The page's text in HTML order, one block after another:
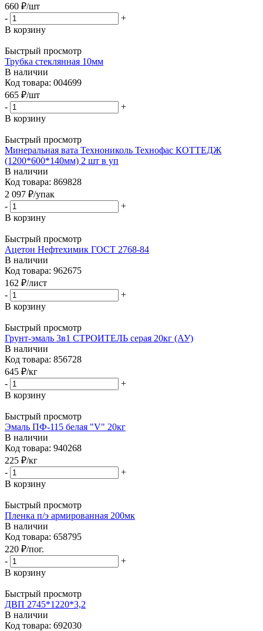
660 ₽/шт
-
+
В корзину
Быстрый просмотр
Трубка стеклянная 10мм
В наличии
Код товара: 004699
665 ₽/шт
-
+
В корзину
Быстрый просмотр
Минеральная вата Технониколь Технофас КОТТЕДЖ
(1200*600*140мм) 2 шт в уп
В наличии
Код товара: 869828
2 097 ₽/упак
-
+
В корзину
Быстрый просмотр
Ацетон Нефтехимик ГОСТ 2768-84
В наличии
Код товара: 962675
162 ₽/лист
-
+
В корзину
Быстрый просмотр
Грунт-эмаль 3в1 СТРОИТЕЛЬ серая 20кг (АУ)
В наличии
Код товара: 856728
645 ₽/кг
-
+
В корзину
Быстрый просмотр
Эмаль ПФ-115 белая "V" 20кг
В наличии
Код товара: 940268
225 ₽/кг
-
+
В корзину
Быстрый просмотр
Пленка п/э армированная 200мк
В наличии
Код товара: 658795
220 ₽/пог.
-
+
В корзину
Быстрый просмотр
ДВП 2745*1220*3,2
В наличии
Код товара: 692030